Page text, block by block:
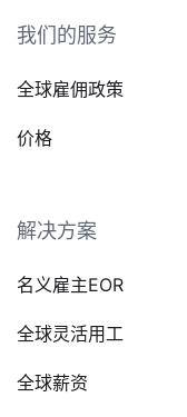
我们的服务
全球雇佣政策
价格
解决方案
名义雇主EOR
全球灵活用工
全球薪资